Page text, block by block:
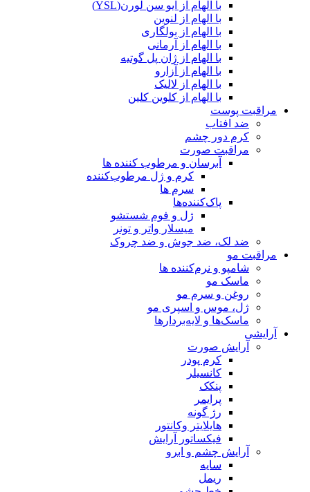
با الهام از ایو سن لورن(YSL)
با الهام از لنوین
با الهام از بولگاری
با الهام از آرمانی
با الهام از ژان پل گوتیه
با الهام از آزارو
با الهام از لالیک
با الهام از کلوین کلین
مراقبت پوست
ضد افتاب
کرم دور چشم
مراقبت صورت
آبرسان و مرطوب کننده ها
کرم و ژل مرطوب‌کننده
سرم ها
پاک‌کننده‌ها
ژل و فوم شستشو
میسلار واتر و تونر
ضد لک، ضد جوش و ضد چروک
مراقبت مو
شامپو و نرم‌کننده ها
ماسک مو
روغن و سرم مو
ژل، موس و اسپری مو
ماسک‌ها و لایه‌بردارها
آرایشی
آرایش صورت
کرم پودر
کانسیلر
پنکک
پرایمر
رژ گونه
هایلایتر وکانتور
فیکساتور آرایش
آرایش چشم و ابرو
سایه
ریمل